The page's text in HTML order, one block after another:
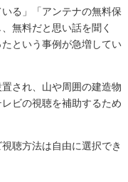
る」「アンテナの無料保
無料だと思い話を聞く
という事例が急増してい
され、山や周囲の建造物
ビの視聴を補助するため
聴方法は自由に選択でき